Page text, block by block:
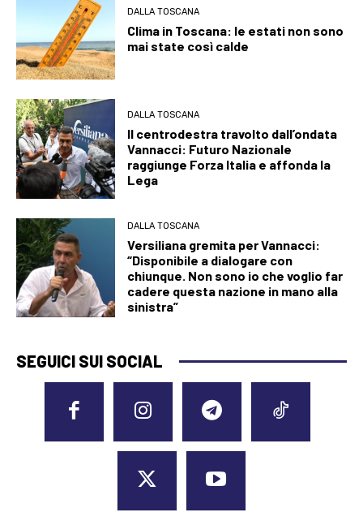
DALLA TOSCANA
Clima in Toscana: le estati non sono
mai state così calde
DALLA TOSCANA
Il centrodestra travolto dall’ondata
Vannacci: Futuro Nazionale
raggiunge Forza Italia e affonda la
Lega
DALLA TOSCANA
Versiliana gremita per Vannacci:
“Disponibile a dialogare con
chiunque. Non sono io che voglio far
cadere questa nazione in mano alla
sinistra”
SEGUICI SUI SOCIAL